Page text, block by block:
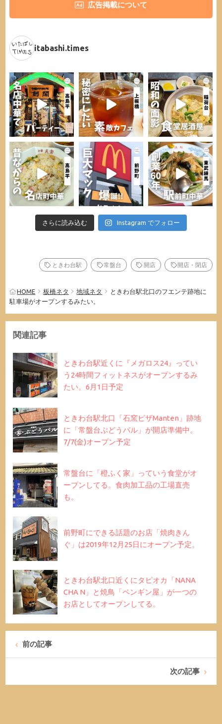
広告掲載について
itabashi.times
さらに読み込む Instagram でフォロー
ときわ台駅 常盤台 開店 開店・閉店
HOME 板橋ネタ 地域ネタ
ときわ台駅北口のフエンテ跡地に
駐車場がオープンするみたい。
関連記事
ときわ台駅近くに『メガロス24』ってい
う24時間フィットネスがオープンするみ
たい。6月1日予定
ときわ台駅北口「石窯ピザManten」跡地
に「常盤台ぶどうバル」が開店準備中。
7/7(金)オープン予定
常盤台に「橙ふく家」っていう食堂がオ
ープンしてる。食肉加工品の工場直売
も。
前野町にできる話題のお店「焼肉きん
ぐ」は2019年12月25日にオープン予定。
ときわ台駅北口近くにタピオカ「NANA
CHA N」と焼鳥「ペンギン屋」が一つの
お店としてオープンしてる。
前の記事
次の記事